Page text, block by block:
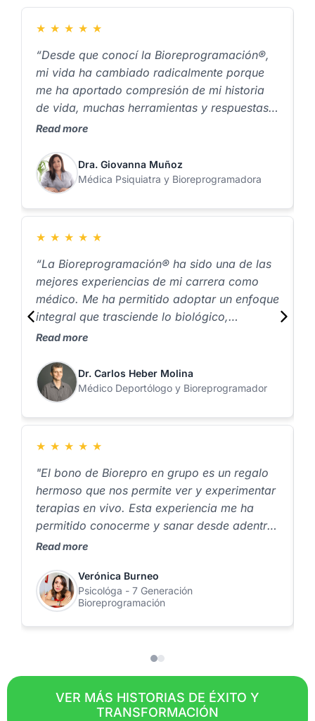
★ ★ ★ ★ ★
“Desde que conocí la Bioreprogramación®,
mi vida ha cambiado radicalmente porque
me ha aportado compresión de mi historia
de vida, muchas herramientas y respuestas
para sanar heridas profundas de mi
estilo de vida”.
Read more
Dra. Giovanna Muñoz
Médica Psiquiatra y Bioreprogramadora
★ ★ ★ ★ ★
“La Bioreprogramación® ha sido una de las
mejores experiencias de mi carrera como
médico. Me ha permitido adoptar un enfoque
integral que trasciende lo biológico,
logrando resultados sorprendentes en pocas
imaginado en mi práctica tradicional.”
Read more
Dr. Carlos Heber Molina
Médico Deportólogo y Bioreprogramador
★ ★ ★ ★ ★
"El bono de Biorepro en grupo es un regalo
hermoso que nos permite ver y experimentar
terapias en vivo. Esta experiencia me ha
permitido conocerme y sanar desde adentro,
por lo que estoy muy agradecida”.
Read more
Verónica Burneo
Psicológa - 7 Generación
Bioreprogramación
VER MÁS HISTORIAS DE ÉXITO Y
TRANSFORMACIÓN